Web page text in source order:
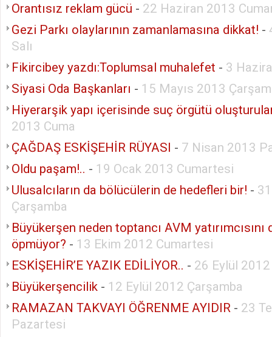
Orantısız reklam gücü - 22 Haziran 2013
Gezi Parkı olaylarının zamanlamasına dikkat! -
Salı
Fikircibey yazdı:Toplumsal muhalefet - 3
Siyasi Oda Başkanları - 15 Mayıs 2013
Hiyerarşik yapı içerisinde suç örgütü
2013 Cuma
ÇAĞDAŞ ESKİŞEHİR RÜYASI - 7 Nisan 2013
Oldu paşam!.. - 19 Ocak 2013 Cumartesi
Ulusalcıların da bölücülerin de hedefleri bir! -
Çarşamba
Büyükerşen neden toptancı AVM yatırımcısını
öpmüyor? - 13 Ekim 2012 Cumartesi
ESKİŞEHİR’E YAZIK EDİLİYOR.. - 26 Eylül
Büyükerşencilik - 12 Eylül 2012 Çarşamba
RAMAZAN TAKVAYI ÖĞRENME AYIDIR - 23
Pazartesi